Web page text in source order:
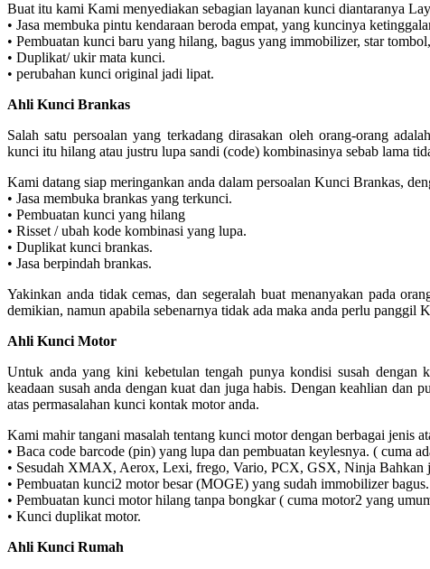
Buat itu kami Kami menyediakan sebagian layanan kunci diantaranya
• Jasa membuka pintu kendaraan beroda empat, yang kuncinya
• Pembuatan kunci baru yang hilang, bagus yang immobilizer, star
• Duplikat/ ukir mata kunci.
• perubahan kunci original jadi lipat.
Ahli Kunci Brankas
Salah satu persoalan yang terkadang dirasakan oleh orang-orang
kunci itu hilang atau justru lupa sandi (code) kombinasinya sebab lama
Kami datang siap meringankan anda dalam persoalan Kunci Brankas,
• Jasa membuka brankas yang terkunci.
• Pembuatan kunci yang hilang
• Risset / ubah kode kombinasi yang lupa.
• Duplikat kunci brankas.
• Jasa berpindah brankas.
Yakinkan anda tidak cemas, dan segeralah buat menanyakan pada
demikian, namun apabila sebenarnya tidak ada maka anda perlu panggil
Ahli Kunci Motor
Untuk anda yang kini kebetulan tengah punya kondisi susah dengan
keadaan susah anda dengan kuat dan juga habis. Dengan keahlian
atas permasalahan kunci kontak motor anda.
Kami mahir tangani masalah tentang kunci motor dengan berbagai jenis
• Baca code barcode (pin) yang lupa dan pembuatan keylesnya. ( cuma
• Sesudah XMAX, Aerox, Lexi, frego, Vario, PCX, GSX, Ninja Bahkan
• Pembuatan kunci2 motor besar (MOGE) yang sudah immobilizer bagus.
• Pembuatan kunci motor hilang tanpa bongkar ( cuma motor2 yang
• Kunci duplikat motor.
Ahli Kunci Rumah